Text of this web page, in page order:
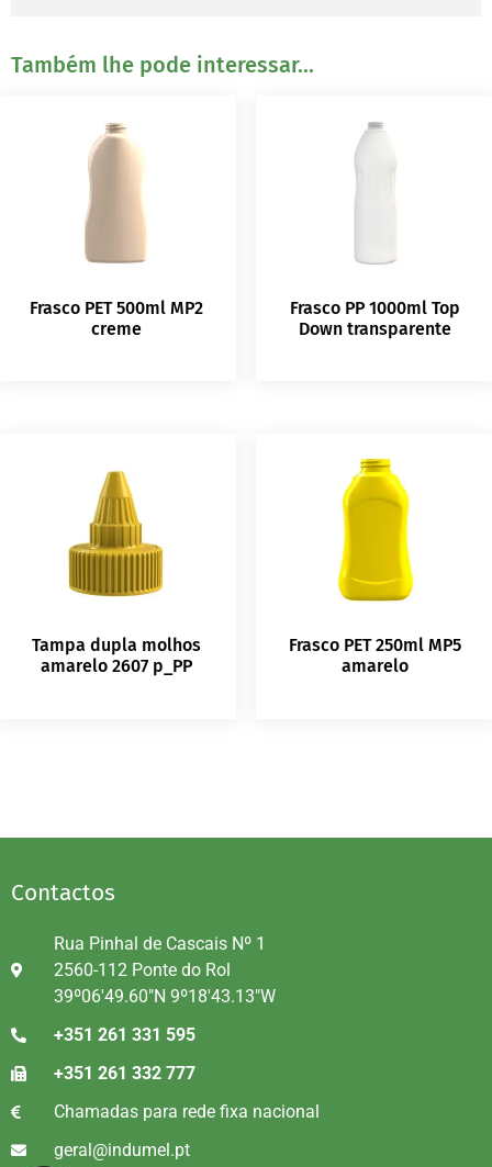
Também lhe pode interessar...
Frasco PET 500ml MP2
creme
Frasco PP 1000ml Top
Down transparente
Tampa dupla molhos
amarelo 2607 p_PP
Frasco PET 250ml MP5
amarelo
Contactos
Rua Pinhal de Cascais Nº 1
2560-112 Ponte do Rol
39º06'49.60"N 9º18'43.13"W
+351 261 331 595
+351 261 332 777
Chamadas para rede fixa nacional
geral@indumel.pt